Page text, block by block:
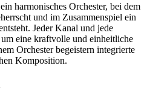
harmonisches Orchester, bei dem
und im Zusammenspiel ein
Jeder Kanal und jede
eine kraftvolle und einheitliche
Orchester begeistern integrierte
Komposition.